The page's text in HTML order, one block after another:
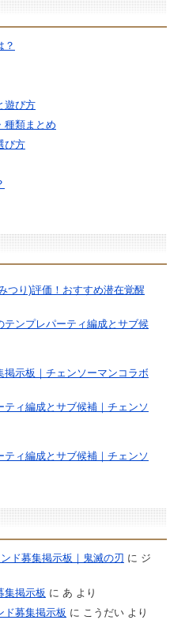
？
遊び方
種類まとめ
び方
つり)評価！おすすめ潜在覚醒
テンプレパーティ編成とサブ候
掲示板｜チェンソーマンコラボ
ティ編成とサブ候補｜チェンソ
ティ編成とサブ候補｜チェンソ
ド募集掲示板｜鬼滅の刃 に ジ
集掲示板 に あ より
ド募集掲示板 に こうだいより